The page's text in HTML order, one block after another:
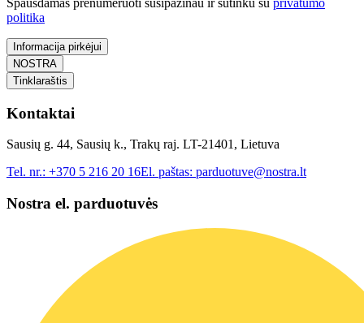
Spausdamas prenumeruoti susipažinau ir sutinku su privatumo
politika
Informacija pirkėjui
NOSTRA
Tinklaraštis
Kontaktai
Sausių g. 44, Sausių k., Trakų raj. LT-21401, Lietuva
Tel. nr.: +370 5 216 20 16El. paštas: parduotuve@nostra.lt
Nostra el. parduotuvės